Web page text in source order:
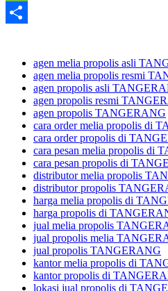
Message
agen melia propolis asli
agen melia propolis resmi
agen propolis asli
agen propolis resmi
agen propolis TANGERANG
cara order melia propolis di
cara order propolis di
cara pesan melia propolis di
cara pesan propolis di
distributor melia propolis
distributor propolis
harga melia propolis di
harga propolis di
jual melia propolis
jual propolis melia
jual propolis TANGERANG
kantor melia propolis di
kantor propolis di
lokasi jual propolis di